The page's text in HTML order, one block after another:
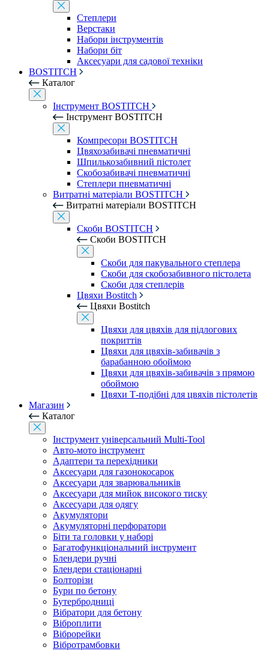
Степлери
Верстаки
Набори інструментів
Набори біт
Аксесуари для садової техніки
BOSTITCH
Каталог
Інструмент BOSTITCH
Інструмент BOSTITCH
Компресори BOSTITCH
Цвяхозабивачі пневматичні
Шпилькозабивний пістолет
Скобозабивачі пневматичні
Степлери пневматичні
Витратні матеріали BOSTITCH
Витратні матеріали BOSTITCH
Скоби BOSTITCH
Скоби BOSTITCH
Скоби для пакувального степлера
Скоби для скобозабивного пістолета
Скоби для степлерів
Цвяхи Bostitch
Цвяхи Bostitch
Цвяхи для цвяхів для підлогових
покриттів
Цвяхи для цвяхів-забивачів з
барабанною обоймою
Цвяхи для цвяхів-забивачів з прямою
обоймою
Цвяхи Т-подібні для цвяхів пістолетів
Магазин
Каталог
Інструмент універсальний Multi-Tool
Авто-мото інструмент
Адаптери та перехідники
Аксесуари для газонокосарок
Аксесуари для зварювальників
Аксесуари для мийок високого тиску
Аксесуари для одягу
Акумулятори
Акумуляторні перфоратори
Біти та головки у наборі
Багатофункціональний інструмент
Блендери ручні
Блендери стаціонарні
Болторізи
Бури по бетону
Бутербродниці
Вібратори для бетону
Віброплити
Віброрейки
Вібротрамбовки